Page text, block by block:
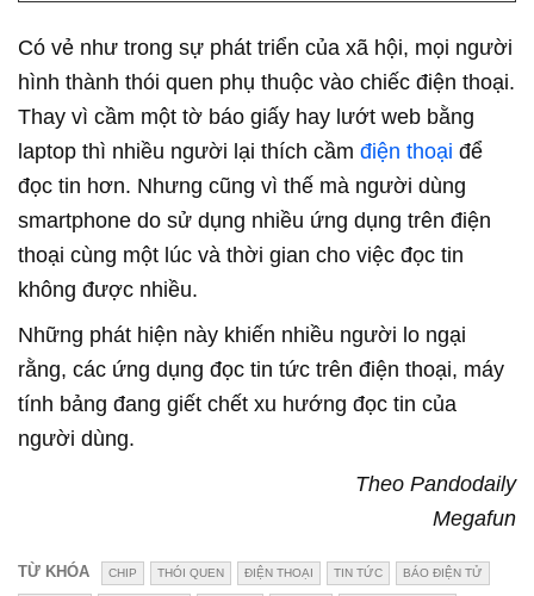
Có vẻ như trong sự phát triển của xã hội, mọi người
hình thành thói quen phụ thuộc vào chiếc điện thoại.
Thay vì cầm một tờ báo giấy hay lướt web bằng
laptop thì nhiều người lại thích cầm điện thoại để
đọc tin hơn. Nhưng cũng vì thế mà người dùng
smartphone do sử dụng nhiều ứng dụng trên điện
thoại cùng một lúc và thời gian cho việc đọc tin
không được nhiều.
Những phát hiện này khiến nhiều người lo ngại
rằng, các ứng dụng đọc tin tức trên điện thoại, máy
tính bảng đang giết chết xu hướng đọc tin của
người dùng.
Theo Pandodaily
Megafun
TỪ KHÓA CHIP THÓI QUEN ĐIỆN THOẠI TIN TỨC BÁO ĐIỆN TỬ